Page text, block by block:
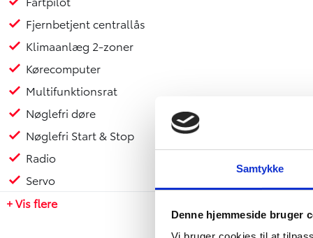
Samtykke
Denne hjemmeside bruger
- Nøglefri døre
- Nøglefri Start & Stop
- Radio
- Servo
- Sædevarme for
- Touch skærm
- 17" Alufælge
- Anhængertræk aftageligt
- LED kørelys
- Metallak
- Tagræling
- Tonede ruder
Fjernbetjent centrallås
Klimaanlæg 2-zoner
Kørecomputer
Multifunktionsrat
Nøglefri døre
Nøglefri Start & Stop
Radio
Servo
+ Vis flere